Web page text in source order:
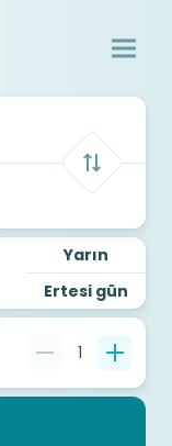
Yarın
Ertesi gün
1